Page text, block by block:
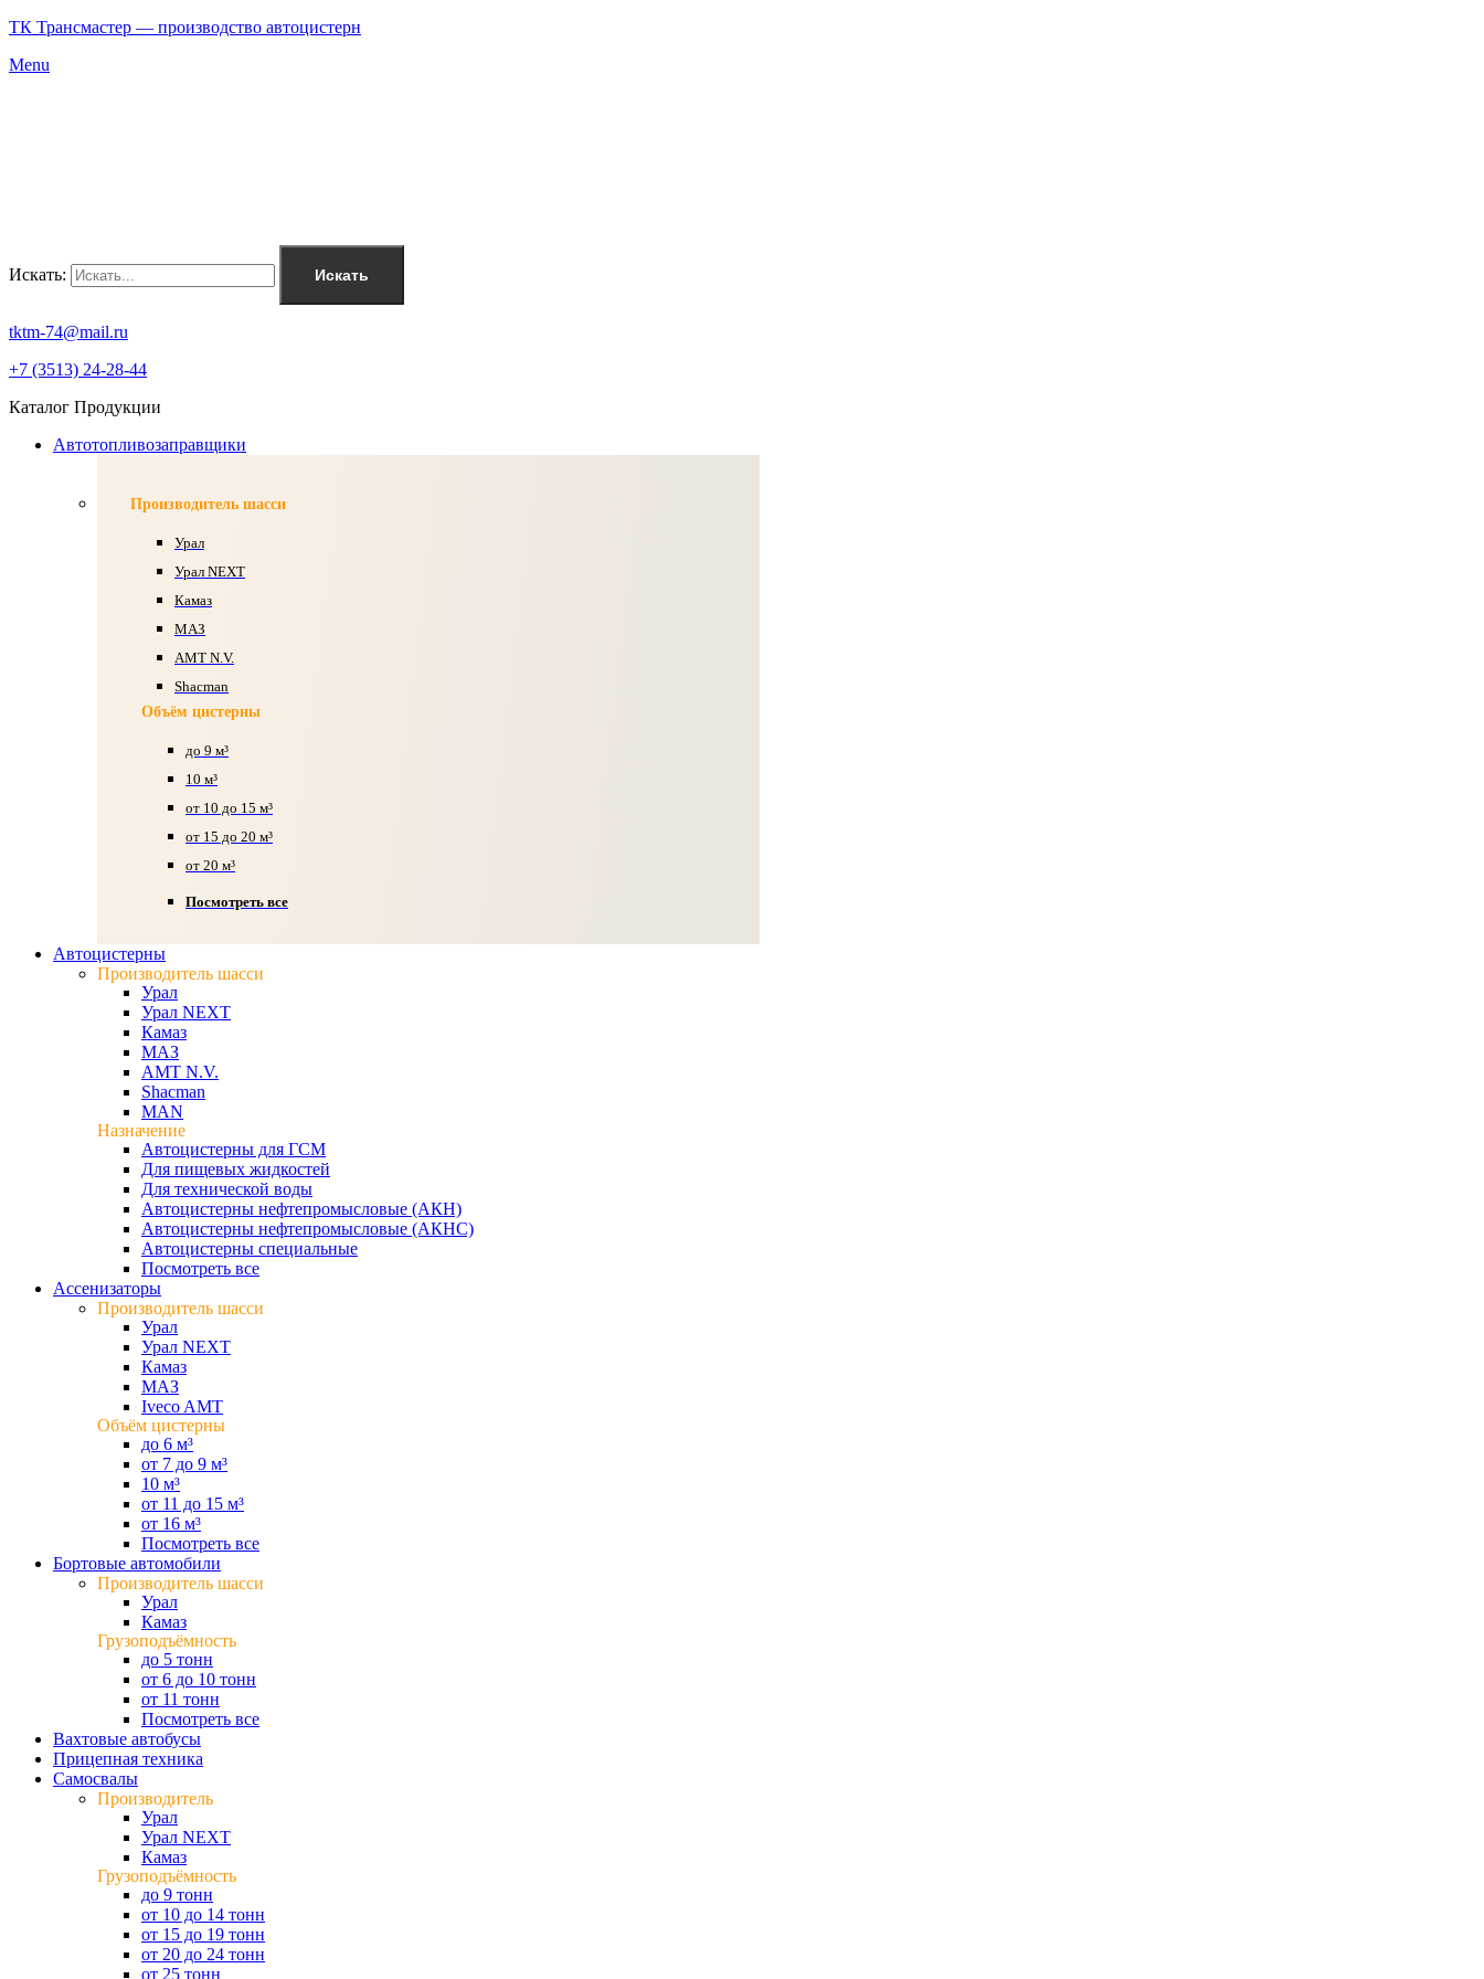
ТК Трансмастер — производство автоцистерн
Menu
Искать: Искать
tktm-74@mail.ru
+7 (3513) 24-28-44
Каталог Продукции
Автотопливозаправщики
Производитель шасси
Урал
Урал NEXT
Камаз
МАЗ
AMT N.V.
Shacman
Объём цистерны
до 9 м³
10 м³
от 10 до 15 м³
от 15 до 20 м³
от 20 м³
Посмотреть все
Автоцистерны
Производитель шасси
Урал
Урал NEXT
Камаз
МАЗ
AMT N.V.
Shacman
MAN
Назначение
Автоцистерны для ГСМ
Для пищевых жидкостей
Для технической воды
Автоцистерны нефтепромысловые (АКН)
Автоцистерны нефтепромысловые (АКНС)
Автоцистерны специальные
Посмотреть все
Ассенизаторы
Производитель шасси
Урал
Урал NEXT
Камаз
МАЗ
Iveco AMT
Объём цистерны
до 6 м³
от 7 до 9 м³
10 м³
от 11 до 15 м³
от 16 м³
Посмотреть все
Бортовые автомобили
Производитель шасси
Урал
Камаз
Грузоподъёмность
до 5 тонн
от 6 до 10 тонн
от 11 тонн
Посмотреть все
Вахтовые автобусы
Прицепная техника
Самосвалы
Производитель
Урал
Урал NEXT
Камаз
Грузоподъёмность
до 9 тонн
от 10 до 14 тонн
от 15 до 19 тонн
от 20 до 24 тонн
от 25 тонн